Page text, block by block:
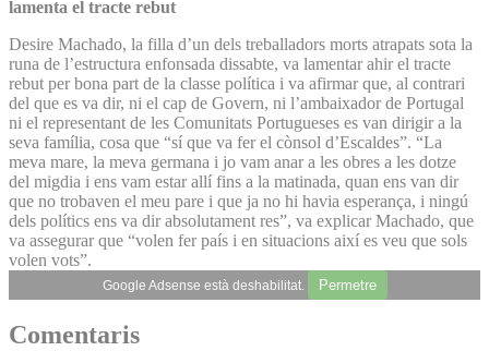
lamenta el tracte rebut
Desire Machado, la filla d’un dels treballadors morts atrapats sota la
runa de l’estructura enfonsada dissabte, va lamentar ahir el tracte
rebut per bona part de la classe política i va afirmar que, al contrari
del que es va dir, ni el cap de Govern, ni l’ambaixador de Portugal
ni el representant de les Comunitats Portugueses es van dirigir a la
seva família, cosa que “sí que va fer el cònsol d’Escaldes”. “La
meva mare, la meva germana i jo vam anar a les obres a les dotze
del migdia i ens vam estar allí fins a la matinada, quan ens van dir
que no trobaven el meu pare i que ja no hi havia esperança, i ningú
dels polítics ens va dir abs­olutament res”, va explicar Machado, que
va assegurar que “volen fer país i en situacions així es veu que sols
volen vots”.
Google Adsense està deshabilitat. Permetre
Comentaris